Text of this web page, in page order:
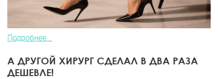
Подробнее...
А ДРУГОЙ ХИРУРГ СДЕЛАЛ В ДВА РАЗА
ДЕШЕВЛЕ!